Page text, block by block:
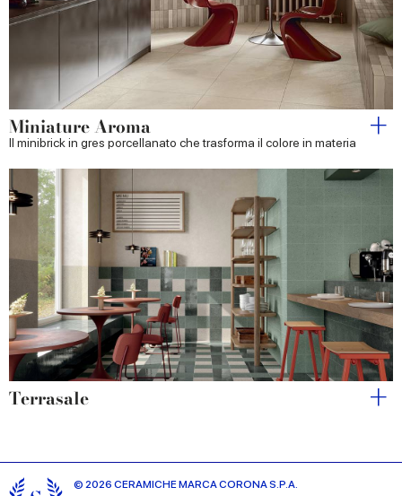
Miniature Aroma
Il minibrick in gres porcellanato che trasforma il colore in materia
Terrasale
© 2026 CERAMICHE MARCA CORONA S.P.A.